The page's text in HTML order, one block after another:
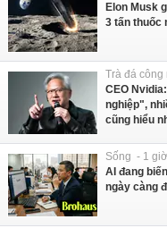
Elon Musk
3 tấn thuốc
Trà đá
CEO
nghiệp",
cũng hiểu
Sống - 1
AI đang
ngày càng